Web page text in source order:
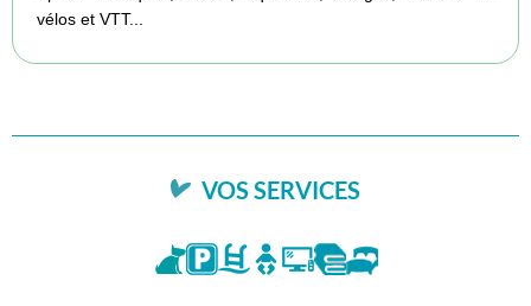
vélos et VTT...
VOS SERVICES